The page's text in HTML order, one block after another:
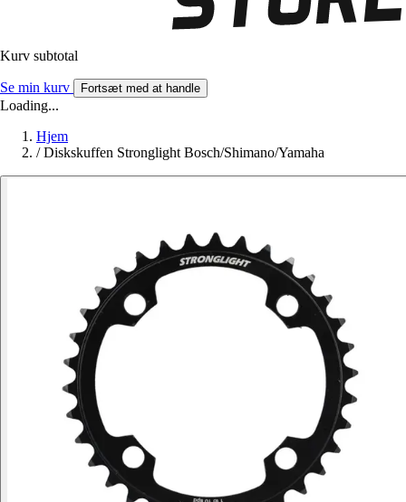
Kurv subtotal
Se min kurv Fortsæt med at handle
Loading...
Hjem
/ Diskskuffen Stronglight Bosch/Shimano/Yamaha